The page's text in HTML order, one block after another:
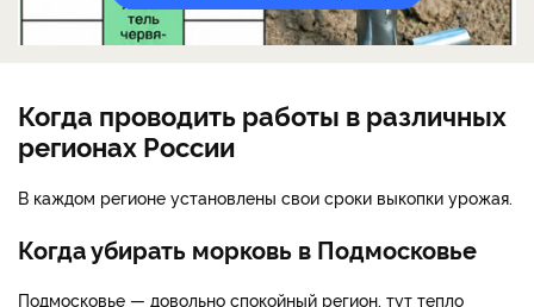
Когда проводить работы в различных
регионах России
В каждом регионе установлены свои сроки выкопки урожая.
Когда убирать морковь в Подмосковье
Подмосковье — довольно спокойный регион, тут тепло